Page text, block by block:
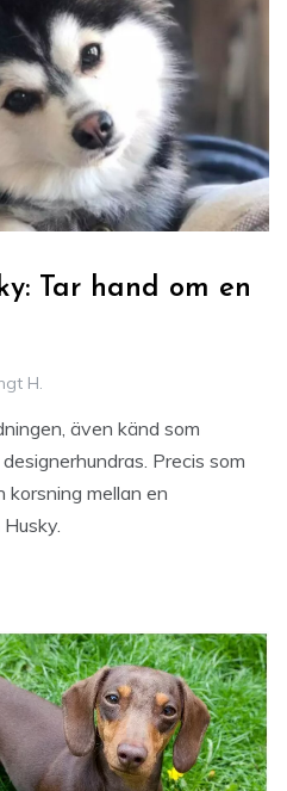
Tar hand om en
H.
även känd som
Precis som
mellan en